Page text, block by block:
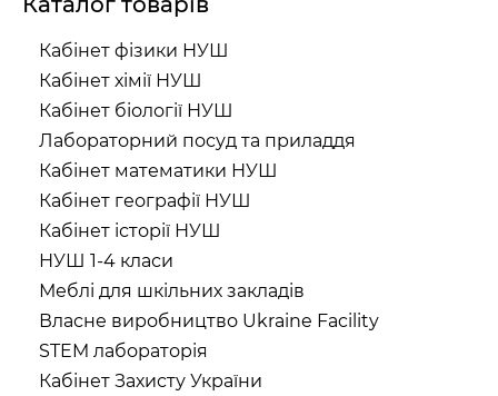
Кабінет фізики НУШ
Кабінет хімії НУШ
Кабінет біології НУШ
Лабораторний посуд та приладдя
Кабінет математики НУШ
Кабінет географії НУШ
Кабінет історії НУШ
НУШ 1-4 класи
Меблі для шкільних закладів
Власне виробництво Ukraine Facility
STEM лабораторія
Кабінет Захисту України